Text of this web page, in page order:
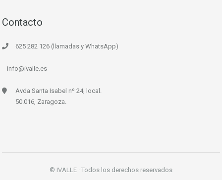
Contacto
625 282 126 (llamadas y WhatsApp)
info@ivalle.es
Avda Santa Isabel nº 24, local.
50.016, Zaragoza.
© IVALLE · Todos los derechos reservados